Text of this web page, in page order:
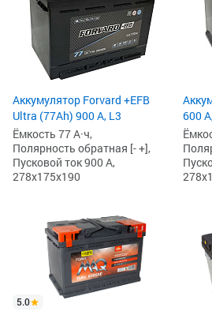
Аккумулятор Forvard +EFB
Ultra (77Ah) 900 А, L3
Ёмкость 77 А·ч,
Полярность обратная [- +],
Пусковой ток 900 А,
278x175x190
600
5.0